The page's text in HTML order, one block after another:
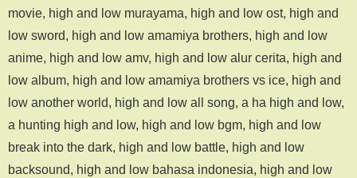
movie, high and low murayama, high and low ost, high and
low sword, high and low amamiya brothers, high and low
anime, high and low amv, high and low alur cerita, high and
low album, high and low amamiya brothers vs ice, high and
low another world, high and low all song, a ha high and low,
a hunting high and low, high and low bgm, high and low
break into the dark, high and low battle, high and low
backsound, high and low bahasa indonesia, high and low